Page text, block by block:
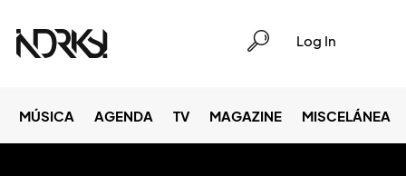
Log In
MÚSICA AGENDA TV MAGAZINE MISCELÁNEA